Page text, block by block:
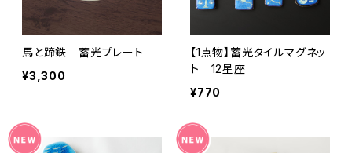
馬と蹄鉄 蓄光プレート
¥3,300
【1点物】蓄光タイルマグネッ
ト 12星座
¥770